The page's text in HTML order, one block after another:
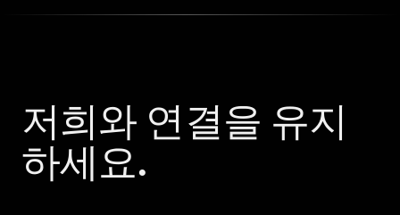
저희와 연결을 유지
하세요.